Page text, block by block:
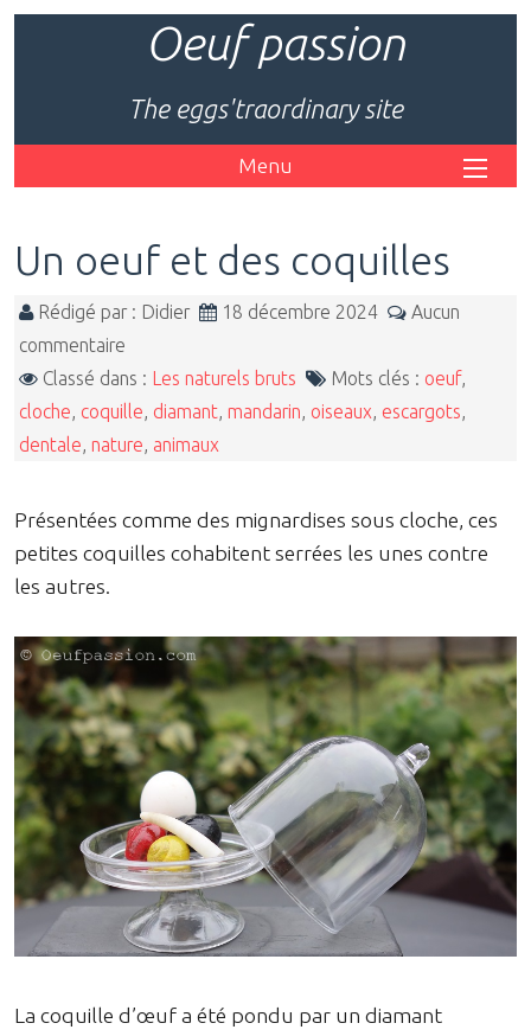
Oeuf passion
The eggs'traordinary site
Menu
Un oeuf et des coquilles
Rédigé par : Didier 18 décembre 2024
Aucun
commentaire
Classé dans : Les naturels bruts Mots clés : oeuf,
cloche coquille diamant mandarin oiseaux escargots
dentale nature animaux
Présentées comme des mignardises sous cloche, ces
petites coquilles cohabitent serrées les unes contre
les autres.
La coquille d’œuf a été pondu par un diamant